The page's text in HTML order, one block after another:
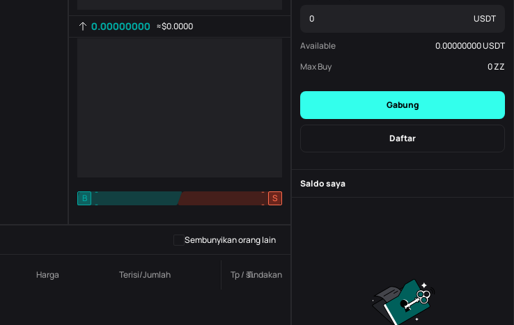
0.00000000 ≈$0.0000
B
-
-
S
-
-
Sembunyikan orang lain
Harga Terisi/Jumlah Tp / sl.Tindakan
USDT
Available 0.00000000USDT
Max Buy
0ZZ
Gabung
Daftar
Saldo saya